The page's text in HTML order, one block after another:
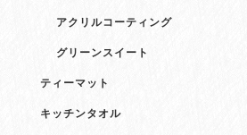
アクリルコーティング
グリーンスイート
ティーマット
キッチンタオル